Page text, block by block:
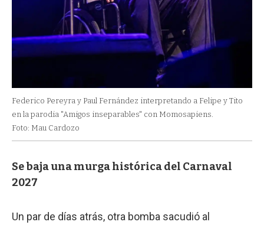
Federico Pereyra y Paul Fernández interpretando a Felipe y Tito
en la parodia "Amigos inseparables" con Momosapiens.
Foto: Mau Cardozo
Se baja una murga histórica del Carnaval
2027
Un par de días atrás, otra bomba sacudió al